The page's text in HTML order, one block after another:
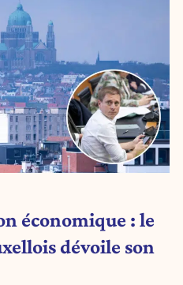
économique : le
dévoile son